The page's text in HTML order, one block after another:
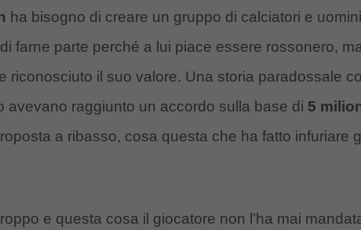
ha bisogno di creare un gruppo di calciatori e
farne parte perché a lui piace essere rossonero,
riconosciuto il suo valore. Una storia paradossale
avevano raggiunto un accordo sulla base di 5
a ribasso, cosa questa che ha fatto infuriare
e questa cosa il giocatore non l’ha mai